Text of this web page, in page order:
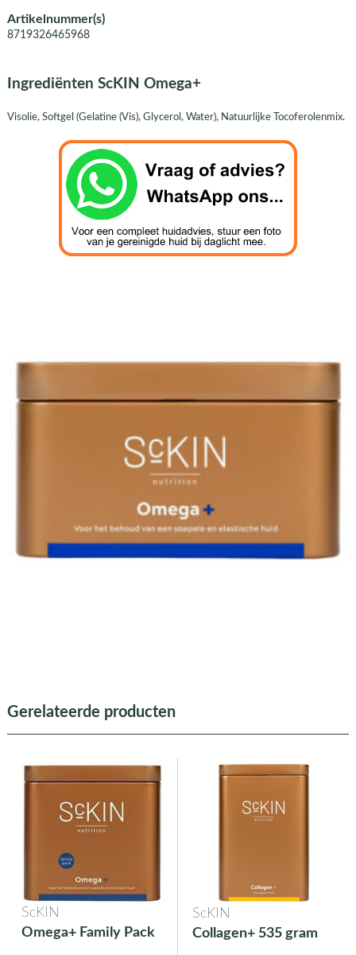
Artikelnummer(s)
8719326465968
Ingrediënten ScKIN Omega+
Visolie, Softgel (Gelatine (Vis), Glycerol, Water), Natuurlijke Tocoferolenmix.
Gerelateerde producten
ScKIN
Omega+ Family Pack
ScKIN
Collagen+ 535 gram